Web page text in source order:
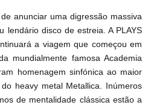
anunciar uma digressão massiva
lendário disco de estreia. A PLAYS
a viagem que começou em
mundialmente famosa Academia
homenagem sinfónica ao maior
heavy metal Metallica. Inúmeros
de mentalidade clássica estão a